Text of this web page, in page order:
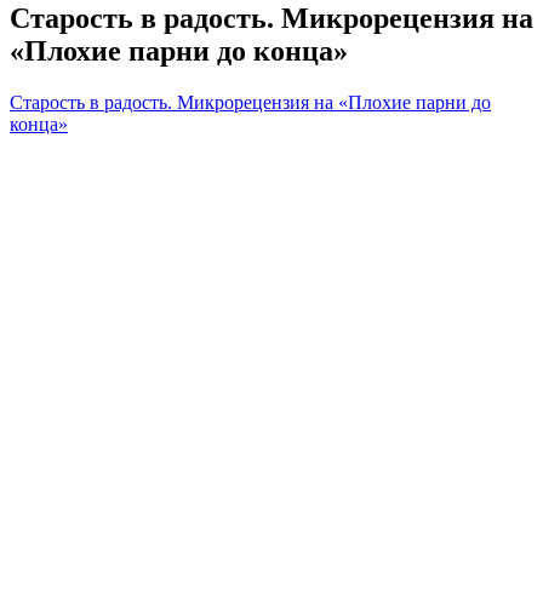
Старость в радость. Микрорецензия на
«Плохие парни до конца»
Старость в радость. Микрорецензия на «Плохие парни до
конца»